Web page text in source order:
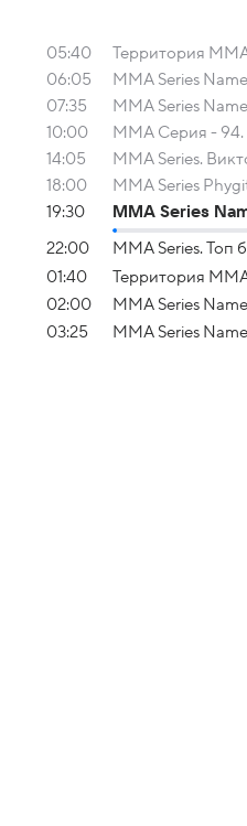
05:40
Территория
06:05
MMA Series
07:35
MMA Series
10:00
ММА Серия - 94.
14:05
MMA Series.
18:00
MMA Series
19:30
MMA Series
22:00
MMA Series. Топ
01:40
Территория
02:00
MMA Series
03:25
MMA Series